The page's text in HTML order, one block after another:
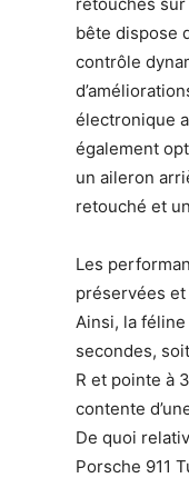
bête dispose
contrôle
électronique
également
un aileron
retouché et
Les
préservées
Ainsi, la
secondes,
R et pointe à
contente
De quoi
Porsche 911